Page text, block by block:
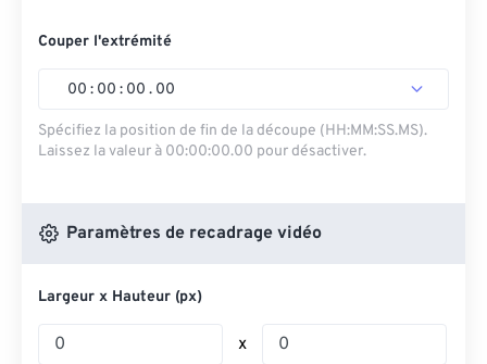
Couper l'extrémité
00 : 00 : 00 . 00
Spécifiez la position de fin de la découpe (HH:MM:SS.MS).
Laissez la valeur à 00:00:00.00 pour désactiver.
Paramètres de recadrage vidéo
Largeur x Hauteur (px)
x